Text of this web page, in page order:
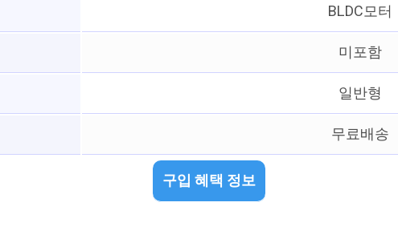
BLDC모터
미포함
일반형
무료배송
구입 혜택 정보